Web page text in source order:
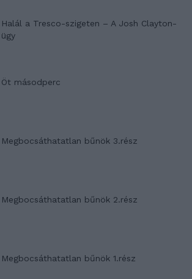
Halál a Tresco-szigeten – A Josh Clayton-
ügy
Öt másodperc
Megbocsáthatatlan bűnök 3.rész
Megbocsáthatatlan bűnök 2.rész
Megbocsáthatatlan bűnök 1.rész